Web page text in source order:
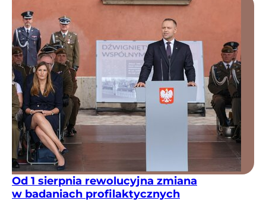
Od 1 sierpnia rewolucyjna zmiana
w badaniach profilaktycznych